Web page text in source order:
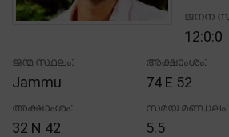
ജനന
12:0:0
ജന്മ സ്ഥലം:
Jammu
അക്ഷാംശം:
74 E 52
അക്ഷാംശം:
32 N 42
സമയ മണ്ഡലം:
5.5